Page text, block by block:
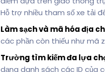
Hỗ trợ nhiều tham số xe tải
Làm sạch và mã hóa địa
các phần còn thiếu như mã
Trường tìm kiếm đa lựa
dạng danh sách các ID của